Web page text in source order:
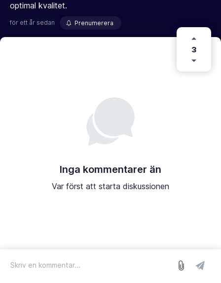
optimal kvalitet.
för ett år sedan Prenumerera
3
Inga kommentarer än
Var först att starta diskussionen